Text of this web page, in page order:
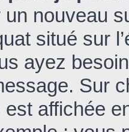
un nouveau
situé sur
ayez
Sur
affichée